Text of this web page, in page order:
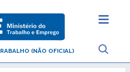
(NÃO OFICIAL)